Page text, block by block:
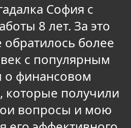
София с
8 лет. За это
более
с популярным
о финансовом
которые получили
вопросы и мою